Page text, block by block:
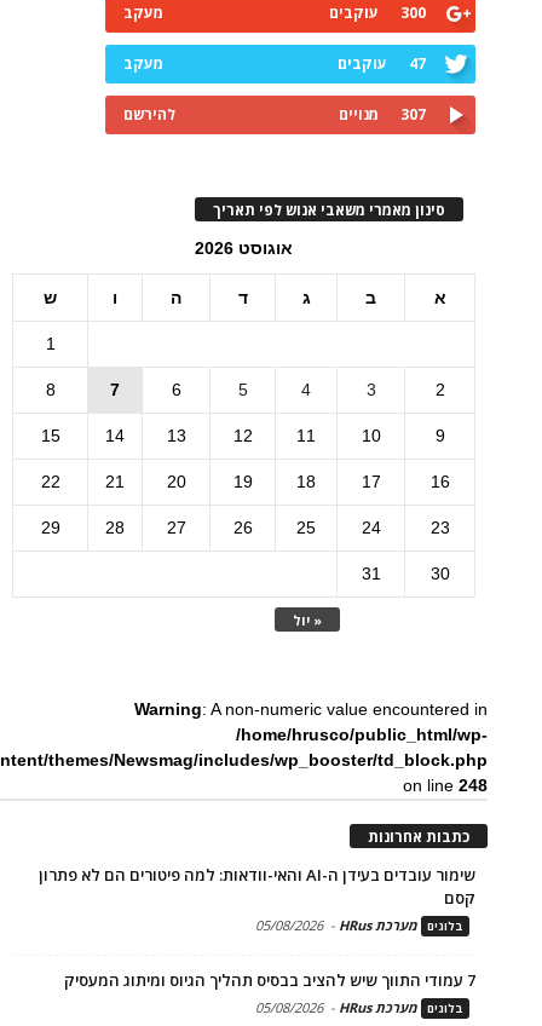
300 עוקבים מעקב
47 עוקבים מעקב
307 מנויים להירשם
סינון מאמרי משאבי אנוש לפי תאריך
אוגוסט 2026
א ב ג ד ה ו ש
« יול
1
2
3
4
5
6
7
8
9
10
11
12
13
14
15
16
17
18
19
20
21
22
23
24
25
26
27
28
29
30
31
Warning: A non-numeric value encountered in
/home/hrusco/public_html/wp-
themes/Newsmag/includes/wp_booster/td_block.php
on line248
כתבות אחרונות
שימור עובדים בעידן ה-AI והאי-וודאות: למה פיטורים הם לא פתרון
קסם
בלוגים מערכת HRus -
05/08/2026
7 עמודי התווך שיש להציב בבסיס תהליך הגיוס ומיתוג המעסיק
בלוגים מערכת HRus -
05/08/2026